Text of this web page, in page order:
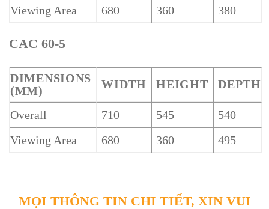
Viewing Area
680 360 380
CAC 60-5
DIMENSIONS
(MM)
WIDTH HEIGHT DEPTH
Overall 710 545
540
Viewing Area
680 360 495
MỌI THÔNG TIN CHI TIẾT, XIN VUI